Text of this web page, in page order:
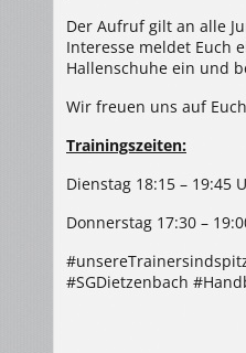
Der Aufruf gilt an alle
Interesse meldet Euch
Hallenschuhe ein und
Wir freuen uns auf
Trainingszeiten:
Dienstag 18:15 – 19:45
Donnerstag 17:30 –
#SGDietzenbach